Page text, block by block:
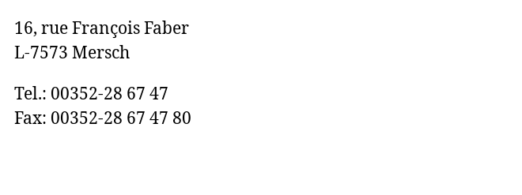
16, rue François Faber
L-7573 Mersch
Tel.: 00352-28 67 47
Fax: 00352-28 67 47 80